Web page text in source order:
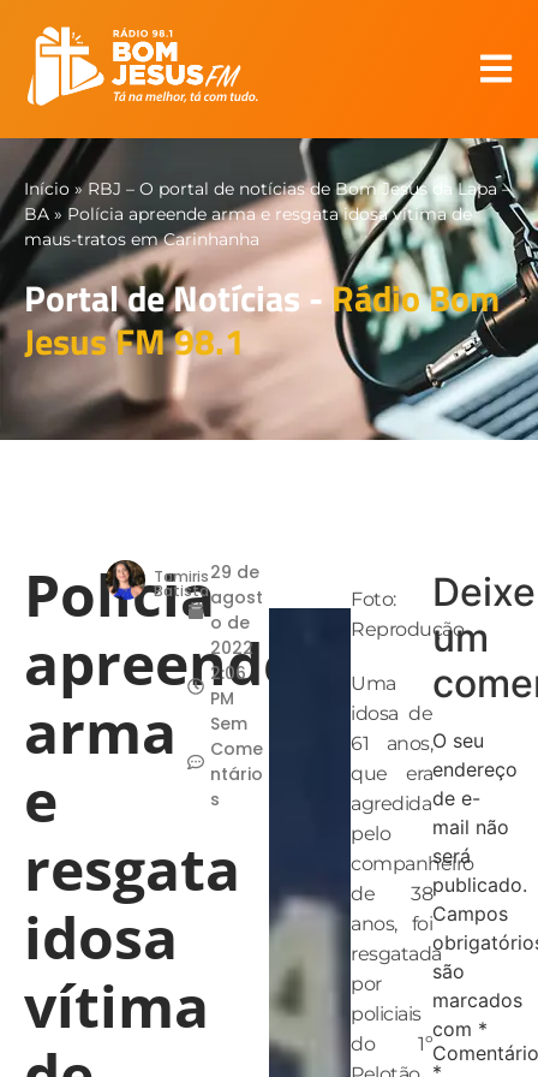
Início »RBJ – O portal de notícias de Bom Jesus da Lapa –
BA » Polícia apreende arma e resgata idosa vítima de
maus-tratos em Carinhanha
Portal de Notícias -Rádio Bom
Jesus FM 98.1
Polícia
apreende
arma
e
resgata
idosa
vítima
Tamiris
Batista
29 de
agost
o de
2022
2:06
PM
Sem
Come
ntário
s
Foto:
Reprodução
Uma
idosa de
61 anos,
que era
agredida
pelo
companheiro
de 38
anos, foi
resgatada
por
policiais
do 1º
Deixe
um
O seu
endereço
de e-
mail não
será
publicado.
Campos
são
marcados
com *
Comentário
*